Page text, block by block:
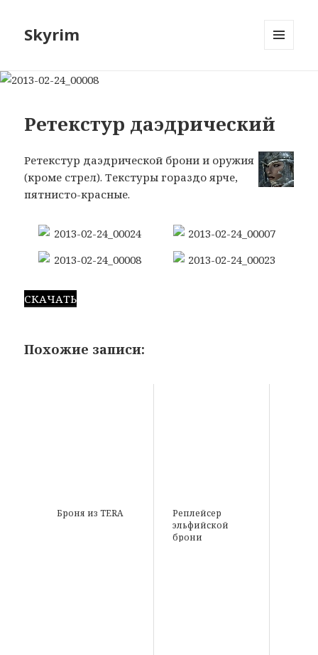
Skyrim
Ретекстур даэдрический
Ретекстур даэдрической брони и оружия
(кроме стрел). Текстуры гораздо ярче,
пятнисто-красные.
СКАЧАТЬ
Похожие записи:
Броня из TERA
Реплейсер
эльфийской
брони